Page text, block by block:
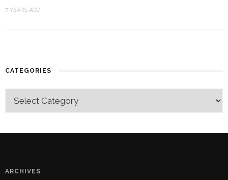
7 YEARS AGO
CATEGORIES
ARCHIVES